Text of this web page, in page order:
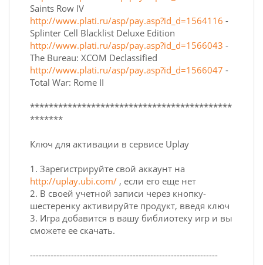
Saints Row IV
http://www.plati.ru/asp/pay.asp?id_d=1564116 -
Splinter Cell Blacklist Deluxe Edition
http://www.plati.ru/asp/pay.asp?id_d=1566043 -
The Bureau: XCOM Declassified
http://www.plati.ru/asp/pay.asp?id_d=1566047 -
Total War: Rome II
*******************************************
*******
Ключ для активации в сервисе Uplay
1. Зарегистрируйте свой аккаунт на
http://uplay.ubi.com/ , если его еще нет
2. В своей учетной записи через кнопку-
шестеренку активируйте продукт, введя ключ
3. Игра добавится в вашу библиотеку игр и вы
сможете ее скачать.
----------------------------------------------------------------